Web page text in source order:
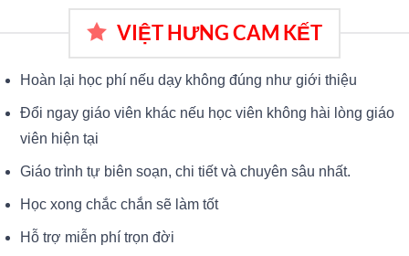
VIỆT HƯNG CAM KẾT
Hoàn lại học phí nếu dạy không đúng như giới thiệu
Đổi ngay giáo viên khác nếu học viên không hài lòng giáo
viên hiện tại
Giáo trình tự biên soạn, chi tiết và chuyên sâu nhất.
Học xong chắc chắn sẽ làm tốt
Hỗ trợ miễn phí trọn đời